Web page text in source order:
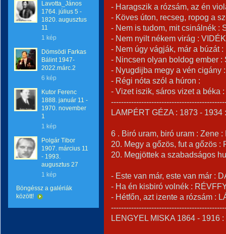
Lavotta_János
1764. július 5 -
1820. augusztus
11
1 kép
Dömsödi Farkas
Bálint 1947-
2022.márc.2
6 kép
Kutor Ferenc
1888. január 11 -
1970. november
1
1 kép
Polgár Tibor
1907. március 11
- 1993.
augusztus 27
1 kép
Böngéssz a galériák
között!
- Haragszik a rózsám, az én
- Köves úton, recseg, ropog a
- Nem is tudom, mit csinálnék :
- Nem nyilt nékem virág :
- Nem úgy vágják, már a búzát
- Nincsen olyan boldog ember :
- Nyugdijba megy a vén cigány
- Régi nóta szól a húron :
- Vizet iszik, sáros vizet a béka
LAMPÉRT GÉZA : 1873 -
6 . Biró uram, biró uram : Zene :
20. Megy a gőzös, fut a gőzös :
20. Megjöttek a szabadságos
- Este van már, este van már :
- Ha én kisbiró volnék :
- Hétfőn, azt izente a rózsám :
LENGYEL MISKA 1864 - 1916